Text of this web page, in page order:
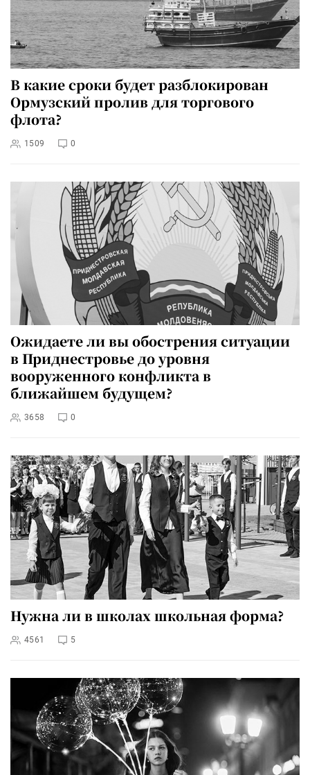
В какие сроки будет разблокирован
Ормузский пролив для торгового
флота?
1509 0
Ожидаете ли вы обострения ситуации
в Приднестровье до уровня
вооруженного конфликта в
ближайшем будущем?
3658 0
Нужна ли в школах школьная форма?
4561 5